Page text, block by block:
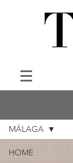
HOME
MÁLAGA